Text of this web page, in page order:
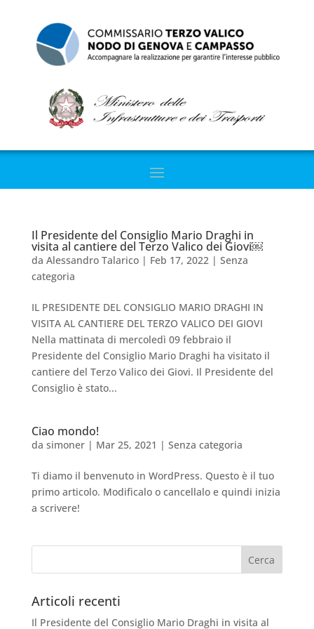
Il Presidente del Consiglio Mario Draghi in
visita al cantiere del Terzo Valico dei Giovi￼
da Alessandro Talarico| Feb 17, 2022| Senza
categoria
IL PRESIDENTE DEL CONSIGLIO MARIO DRAGHI IN
VISITA AL CANTIERE DEL TERZO VALICO DEI GIOVI
Nella mattinata di mercoledì 09 febbraio il
Presidente del Consiglio Mario Draghi ha visitato il
cantiere del Terzo Valico dei Giovi. Il Presidente del
Consiglio è stato...
Ciao mondo!
da simoner| Mar 25, 2021 | Senza categoria
Ti diamo il benvenuto in WordPress. Questo è il tuo
primo articolo. Modificalo o cancellalo e quindi inizia
a scrivere!
Articoli recenti
Il Presidente del Consiglio Mario Draghi in visita al